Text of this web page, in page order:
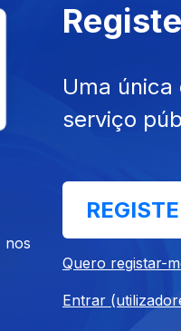
Cleaning, Gurriers,
Mike ...
Jack Kays, Dinosaur
nos
Uma
serviço
Quero registar-
Entrar